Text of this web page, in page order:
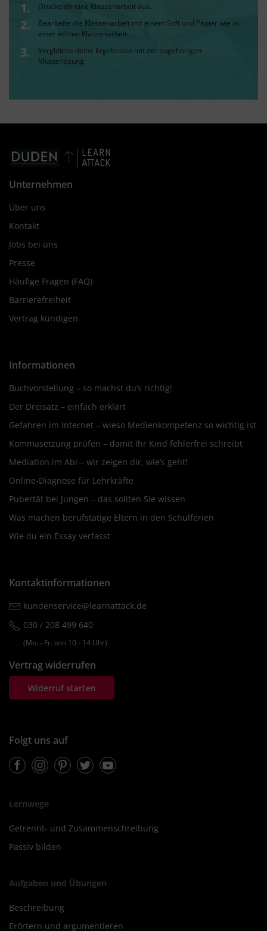
Drucke dir eine Klassenarbeit aus.
Bearbeite die Klassenarbeit mit einem Stift und Papier wie in
einer echten Klassenarbeit.
Vergleiche deine Ergebnisse mit der zugehörigen
Musterlösung.
Unternehmen
Über uns
Kontakt
Jobs bei uns
Presse
Häufige Fragen (FAQ)
Barrierefreiheit
Vertrag kündigen
Informationen
Buchvorstellung – so machst du’s richtig!
Der Dreisatz – einfach erklärt
Gefahren im Internet – wieso Medienkompetenz so wichtig ist
Kommasetzung prüfen – damit Ihr Kind fehlerfrei schreibt
Mediation im Abi – wir zeigen dir, wie’s geht!
Online-Diagnose für Lehrkräfte
Pubertät bei Jungen – das sollten Sie wissen
Was machen berufstätige Eltern in den Schulferien
Wie du ein Essay verfasst
Kontaktinformationen
kundenservice@learnattack.de
030 / 208 499 640
(Mo. ‐ Fr. von 10 ‐ 14 Uhr)
Vertrag widerrufen
Widerruf starten
Folgt uns auf
FacebookInstagramPinterestTwitterYoutube
Lernwege
Getrennt- und Zusammenschreibung
Passiv bilden
Aufgaben und Übungen
Beschreibung
Erörtern und argumentieren